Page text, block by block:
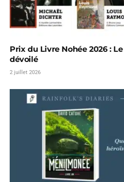
Prix du Livre Nohée 2026 :
dévoilé
2 juillet 2026